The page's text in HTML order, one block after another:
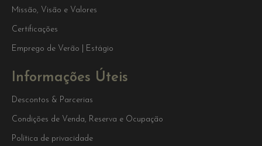
Missão, Visão e Valores
Certificações
Emprego de Verão | Estágio
Informações Úteis
Descontos & Parcerias
Condições de Venda, Reserva e Ocupação
Política de privacidade